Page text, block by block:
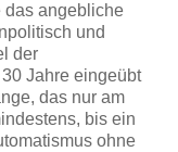
das angebliche
und
der
Jahre eingeübt
das nur am
bis ein
ohne